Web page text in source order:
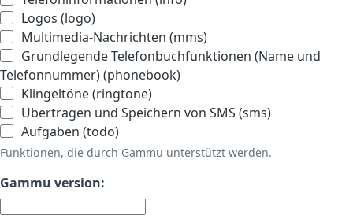
Logos (logo)
Multimedia-Nachrichten (mms)
Grundlegende Telefonbuchfunktionen (Name und
Telefonnummer) (phonebook)
Klingeltöne (ringtone)
Übertragen und Speichern von SMS (sms)
Aufgaben (todo)
Funktionen, die durch Gammu unterstützt werden.
Gammu version: